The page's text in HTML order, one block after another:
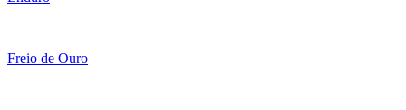
Freio de Ouro